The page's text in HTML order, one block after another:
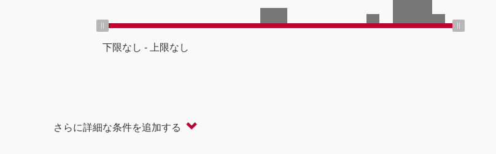
下限なし - 上限なし
さらに詳細な条件を追加する